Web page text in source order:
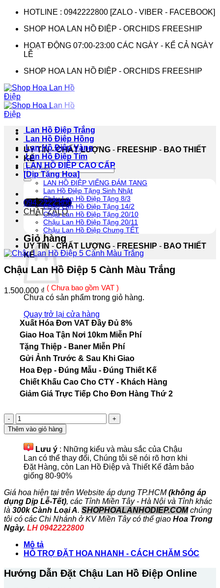
HOTLINE : 0942222800 [ZALO - VIBER - FACEBOOK]
SHOP HOA LAN HỒ ĐIỆP - ORCHIDS FREESHIP
HOẠT ĐỘNG 07:00-23:00 CÁC NGÀY - KỂ CẢ NGÀY
LỄ
SHOP HOA LAN HỒ ĐIỆP - ORCHIDS FREESHIP
UY TÍN-CHẤT LƯỢNG - FREESHIP - BAO THIẾT
KẾ
Tìm
kiếm:
094.2222.800
CHAT ZALO
Giỏ hàng
Chưa có sản phẩm trong giỏ hàng.
Quay trở lại cửa hàng
Lan Hồ Điệp Trắng
Lan Hồ Điệp Hồng
Lan Hồ Điệp Vàng
Lan Hồ Điệp Tím
LAN HỒ ĐIỆP CAO CẤP
[Dịp Tặng Hoa]
LAN HỒ ĐIỆP VIẾNG ĐÁM TANG
Lan Hồ Điệp Tặng Sinh Nhật
Chậu Lan Hồ Điệp Tặng 8/3
Chậu Lan Hồ Điệp Tặng 14/2
Chậu Lan Hồ Điệp Tặng 20/10
Chậu Lan Hồ Điệp Tặng 20/11
Chậu Lan Hồ Điệp Chưng TẾT
UY TÍN - CHẤT LƯỢNG - FREESHIP - BAO THIẾT
KẾ
Chậu Lan Hồ Điệp 5 Cành Màu Trắng
1.500.000 ₫ ( Chưa bao gồm VAT )
Xuất Hóa Đơn VAT Đầy Đủ 8%
Giao Hoa Tận Nơi 10km Miễn Phí
Tặng Thiệp - Baner Miễn Phí
Gửi Ảnh Trước & Sau Khi Giao
Hoa Đẹp - Đúng Mẫu - Đúng Thiết Kế
Chiết Khấu Cao Cho CTY - Khách Hàng
Giảm Giá Trực Tiếp Cho Đơn Hàng Thứ 2
Chậu
Lan
Hồ
Điệp
Cành
Màu
Trắng
số
lượng
Thêm vào giỏ hàng
Lưu ý : Những kiểu và màu sắc của Chậu
Lan có thể thay đổi, Chúng tôi sẽ nói rõ hơn khi
Đặt Hàng, còn Lan Hồ Điệp và Thiết Kế đảm bảo
giống 80-90%
Giá hoa hiện tại trên Website áp dụng TP.HCM(không áp
dụng Dịp Lễ-Tết), các Tỉnh Miền Tây - Hà Nội và Tỉnh khác
là 300k Cành Loại A. SHOPHOALANHODIEP.COMchúng
tôi có các Chi Nhánh ở KV Miền Tây có thể giao Hoa Trong
Ngày. LH 0942222800
Mô tả
HỖ TRỢ ĐẶT HOA NHANH - CÁCH CHĂM SÓC
Hướng Dẫn Đặt Chậu Lan Hồ Điệp Online